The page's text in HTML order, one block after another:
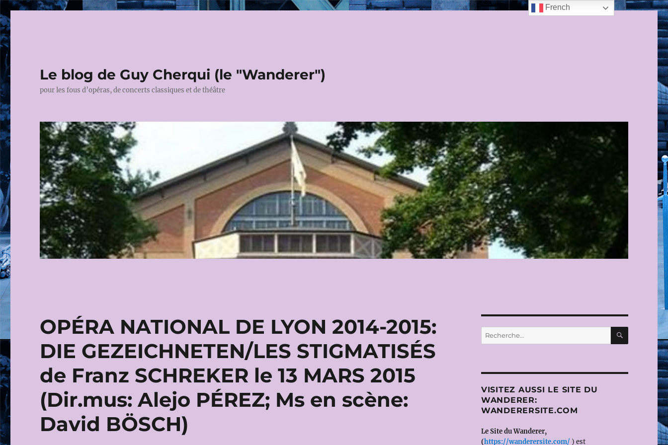
Le blog de Guy Cherqui (le "Wanderer")
pour les fous d’opéras, de concerts classiques et de théâtre
OPÉRA NATIONAL DE LYON 2014-2015:
DIE GEZEICHNETEN/LES STIGMATISÉS
de Franz SCHREKER le 13 MARS 2015
(Dir.mus: Alejo PÉREZ; Ms en scène:
David BÖSCH)
Recherche
pour :
VISITEZ AUSSI LE SITE DU
WANDERER:
WANDERERSITE.COM
Le Site du Wanderer,
(https://wanderersite.com/ ) est
French